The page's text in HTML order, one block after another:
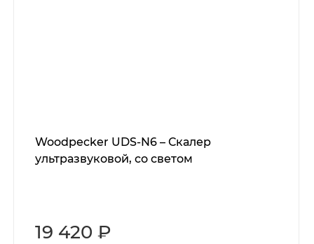
Woodpecker UDS-N6 – Скалер
ультразвуковой, со светом
19 420 ₽